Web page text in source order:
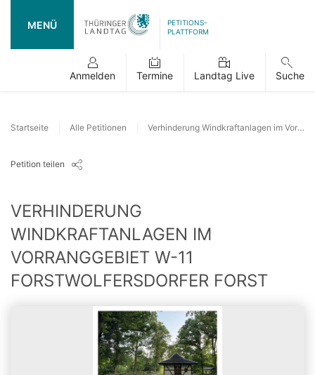
MENÜ
PETITIONS-
PLATTFORM
Anmelden Termine Landtag Live Suche
Startseite Alle Petitionen Verhinderung Windkraftanlagen im Vorranggebiet W-11 Forstwolfersdorfer Forst
Petition teilen
VERHINDERUNG
WINDKRAFTANLAGEN IM
VORRANGGEBIET W-11
FORSTWOLFERSDORFER FORST